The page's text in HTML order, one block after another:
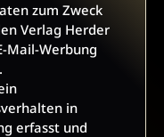
zum Zweck
Verlag Herder
Mail-Werbung
in
erfasst und